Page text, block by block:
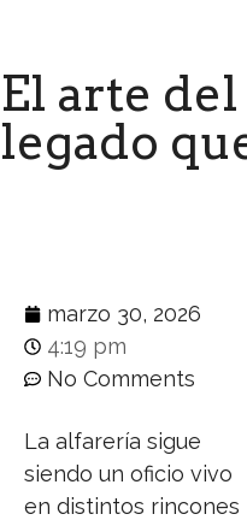
El arte
legado
marzo 30, 2026
4:19 pm
No Comments
La alfarería sigue
siendo un oficio vivo
en distintos rincones